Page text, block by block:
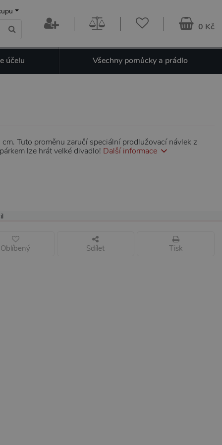
0 Kč
účelu Všechny pomůcky a prádlo
Tuto proměnu zaručí speciální prodlužovací návlek z
lze hrát velké divadlo! Další informace
Oblíbený Sdílet Tisk